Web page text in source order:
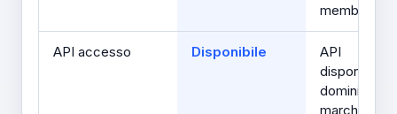
membri
API accesso Disponibile
API
disponibile;
dominio con
marchio più